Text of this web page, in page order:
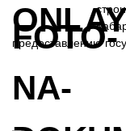
предоставлению